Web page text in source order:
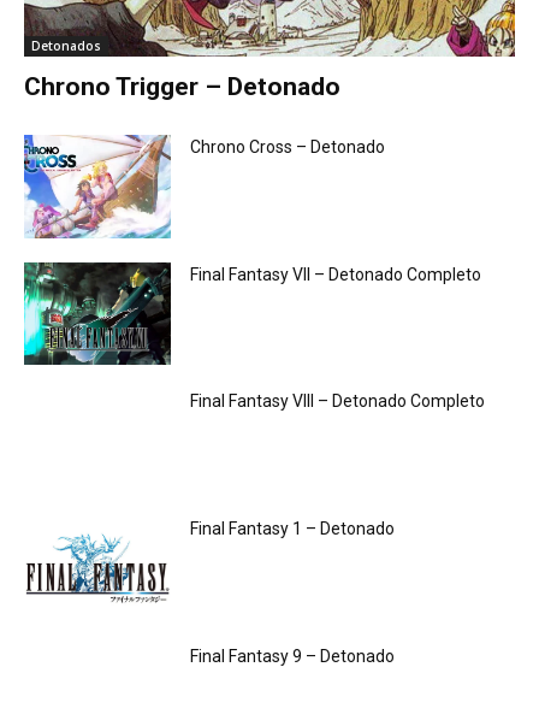
Detonados
Chrono Trigger – Detonado
Chrono Cross – Detonado
Final Fantasy VII – Detonado Completo
Final Fantasy VIII – Detonado Completo
Final Fantasy 1 – Detonado
Final Fantasy 9 – Detonado